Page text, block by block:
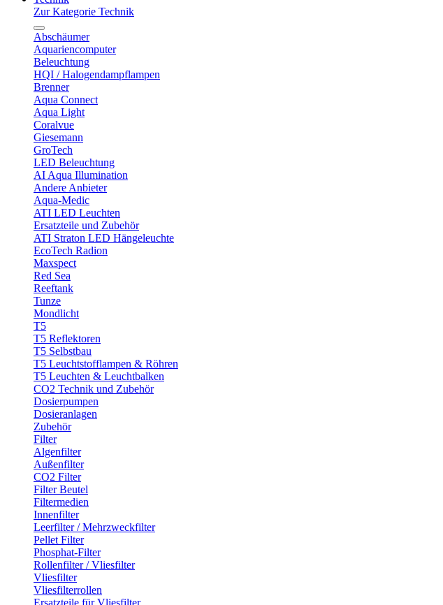
Zur Kategorie Technik
Abschäumer
Aquariencomputer
Beleuchtung
HQI / Halogendampflampen
Brenner
Aqua Connect
Aqua Light
Coralvue
Giesemann
GroTech
LED Beleuchtung
AI Aqua Illumination
Andere Anbieter
Aqua-Medic
ATI LED Leuchten
Ersatzteile und Zubehör
ATI Straton LED Hängeleuchte
EcoTech Radion
Maxspect
Red Sea
Reeftank
Tunze
Mondlicht
T5
T5 Reflektoren
T5 Selbstbau
T5 Leuchtstofflampen & Röhren
T5 Leuchten & Leuchtbalken
CO2 Technik und Zubehör
Dosierpumpen
Dosieranlagen
Zubehör
Filter
Algenfilter
Außenfilter
CO2 Filter
Filter Beutel
Filtermedien
Innenfilter
Leerfilter / Mehrzweckfilter
Pellet Filter
Phosphat-Filter
Rollenfilter / Vliesfilter
Vliesfilter
Vliesfilterrollen
Ersatzteile für Vliesfilter